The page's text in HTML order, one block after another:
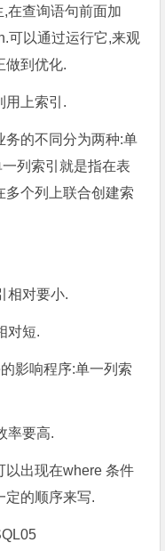
,在查询语句前面加
可以通过运行它,来观
做到优化.
用上索引.
务的不同分为两种:单
列索引就是指在表
多个列上联合创建索
相对要小.
对短.
影响程序:单一列索
率要高.
以出现在where 条件
定的顺序来写.